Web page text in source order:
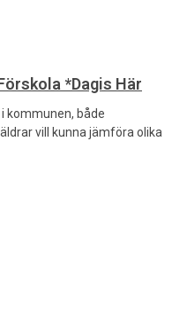
*Dagis Här
kommunen, både
vill kunna jämföra olika